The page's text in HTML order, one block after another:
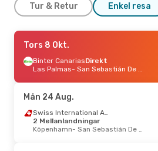
Tur & Retur Enkel resa
Fre 16 Okt.- Mån 19 Okt.
Binter Canarias1 Mellanlandning
San Sebastián
San Sebastián De La Gomera- San Sebastián
Sön 25 Okt.- Lör 31 Okt.
Finnair2 Mellanlandningar
Tors 8 Okt.
Binter CanariasDirekt
Las Palmas
- San Sebastián De La Gomera
Mån 24 Aug.
Swiss International Air Lines
2 Mellanlandningar
Köpenhamn
- San Sebastián De La Gomera